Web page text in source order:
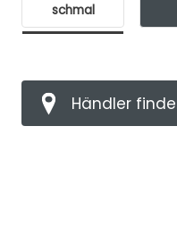
schmal
Händler